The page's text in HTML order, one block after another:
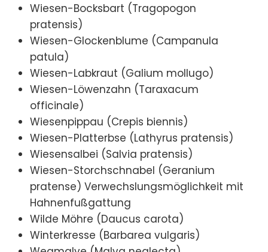
Wiesen-Bocksbart (Tragopogon
pratensis)
Wiesen-Glockenblume (Campanula
patula)
Wiesen-Labkraut (Galium mollugo)
Wiesen-Löwenzahn (Taraxacum
officinale)
Wiesenpippau (Crepis biennis)
Wiesen-Platterbse (Lathyrus pratensis)
Wiesensalbei (Salvia pratensis)
Wiesen-Storchschnabel (Geranium
pratense) Verwechslungsmöglichkeit mit
Hahnenfußgattung
Wilde Möhre (Daucus carota)
Winterkresse (Barbarea vulgaris)